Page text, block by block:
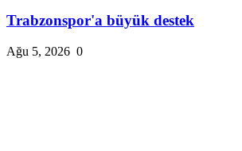
Trabzonspor'a büyük destek
Ağu 5, 2026 0